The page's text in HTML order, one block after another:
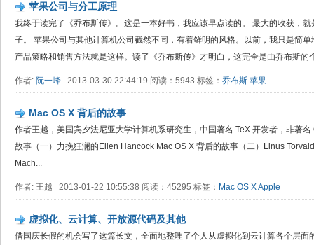
苹果公司与分工原理
我终于读完了《乔布斯传》。这是一本好书，我应该早点读的。 最大的收获，
子。 苹果公司与其他计算机公司截然不同，有着鲜明的风格。以前，我只是简
产品策略和销售方法就是这样。读了《乔布斯传》才明白，这完全是由乔布斯的
作者: 阮一峰 2013-03-30 22:44:19 阅读：5943 标签： 乔布斯 苹果
Mac OS X 背后的故事
作者王越，美国宾夕法尼亚大学计算机系研究生，中国著名 TeX 开发者，非著
故事（一）力挽狂澜的Ellen Hancock Mac OS X 背后的故事（二）Linus
Mach...
作者: 王越 2013-01-22 10:55:38 阅读：45295 标签： Mac OS XApple
虚拟化、云计算、开放源代码及其他
借国庆长假的机会写了这篇长文，全面地整理了个人从虚拟化到云计算各个层